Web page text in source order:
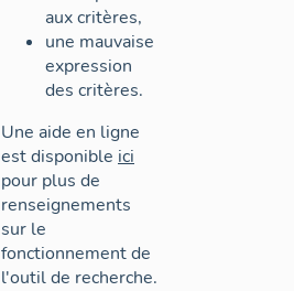
aux critères,
une mauvaise
expression
des critères.
Une aide en ligne
est disponible ici
pour plus de
renseignements
sur le
fonctionnement de
l'outil de recherche.